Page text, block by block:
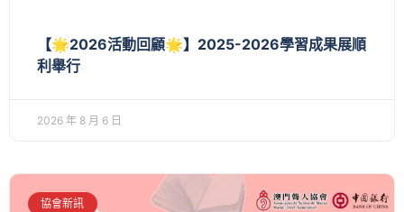
【🌟2026活動回顧🌟】2025-2026學習成果展順
利舉行
2026 年 8 月 6 日
協會新訊